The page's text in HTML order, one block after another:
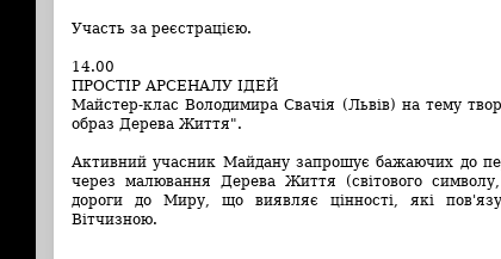
Участь за реєстрацією.
14.00
ПРОСТІР АРСЕНАЛУ ІДЕЙ
Майстер-клас Володимира Свачія (Львів) на тему
образ Дерева Життя".
Активний учасник Майдану запрошує бажаючих до
через малювання Дерева Життя (світового
дороги до Миру, що виявляє цінності, які
Вітчизною.